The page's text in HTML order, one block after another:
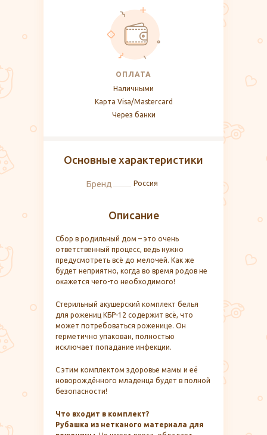
ОПЛАТА
Наличными
Карта Visa/Mastercard
Через банки
Описание
Сбор в родильный дом – это очень
ответственный процесс, ведь нужно
предусмотреть всё до мелочей. Как же
будет неприятно, когда во время родов не
окажется чего-то необходимого!
Стерильный акушерский комплект белья
для рожениц КБР-12 содержит всё, что
может потребоваться роженице. Он
герметично упакован, полностью
исключает попадание инфекции.
С этим комплектом здоровье мамы и её
новорождённого младенца будет в полной
безопасности!
Что входит в комплект?
Рубашка из нетканого материала для
Основные характеристики
Бренд Россия